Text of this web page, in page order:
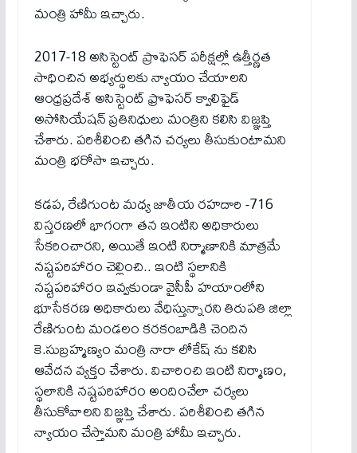
మంత్రి హామీ ఇచ్చారు.
2017-18 అసిస్టెంట్ ప్రొఫెసర్ పరీక్షల్లో ఉత్తీర్ణత
సాధించిన అభ్యర్థులకు న్యాయం చేయాలని
ఆంధ్రప్రదేశ్ అసిస్టెంట్ ఫ్రొఫెసర్ క్వాలిఫైడ్
అసోసియేషన్ ప్రతినిధులు మంత్రిని కలిసి విజ్ఞప్తి
చేశారు. పరిశీలించి తగిన చర్యలు తీసుకుంటామని
మంత్రి భరోసా ఇచ్చారు.
కడప, రేణిగుంట మధ్య జాతీయ రహదారి -716
విస్తరణలో భాగంగా తన ఇంటిని అధికారులు
సేకరించారని, అయితే ఇంటి నిర్మాణానికి మాత్రమే
నష్టపరిహారం చెల్లించి.. ఇంటి స్థలానికి
నష్టపరిహారం ఇవ్వకుండా వైసీపీ హయాంలోని
భూసేకరణ అధికారులు వేధిస్తున్నారని తిరుపతి జిల్లా
రేణిగుంట మండలం కరకంబాడికి చెందిన
కె.సుబ్రహ్మణ్యం మంత్రి నారా లోకేష్ ను కలిసి
ఆవేదన వ్యక్తం చేశారు. విచారించి ఇంటి నిర్మాణం,
స్థలానికి నష్టపరిహారం అందించేలా చర్యలు
తీసుకోవాలని విజ్ఞప్తి చేశారు. పరిశీలించి తగిన
న్యాయం చేస్తామని మంత్రి హామీ ఇచ్చారు.